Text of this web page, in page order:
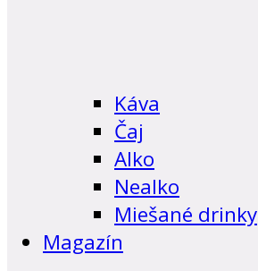
Káva
Čaj
Alko
Nealko
Miešané drinky
Magazín